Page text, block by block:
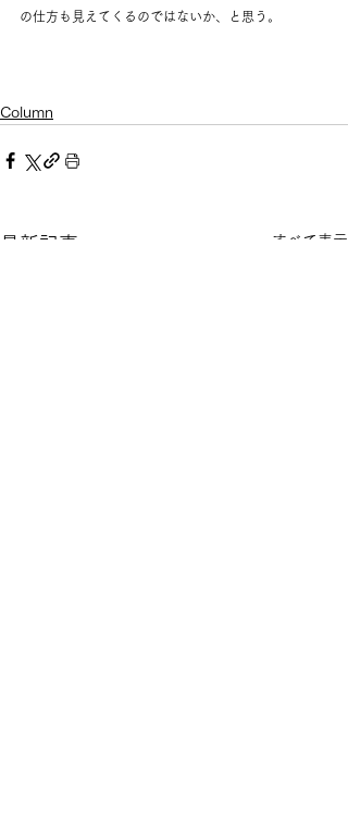
の仕方も見えてくるのではないか、と思う。
Column
最新記事 すべて表示